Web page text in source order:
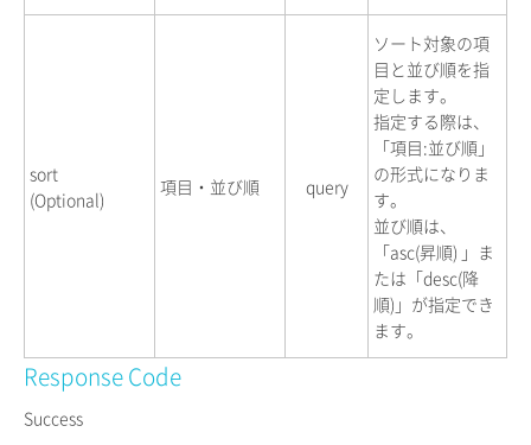
sort
(Optional)
項目・並び順 query
ソート対象の項
目と並び順を指
定します。
指定する際は、
「項目:並び順」
の形式になりま
す。
並び順は、
「asc(昇順) 」ま
たは「desc(降
順)」が指定でき
ます。
Response Code
Success